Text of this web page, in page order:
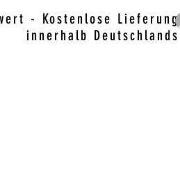
- Kostenlose Lieferung
innerhalb Deutschlands